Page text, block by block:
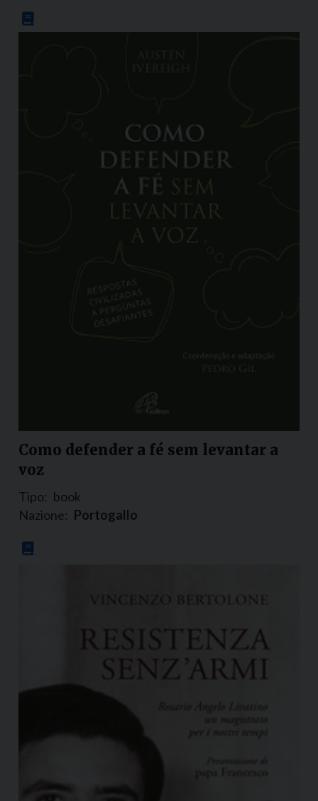
Como defender a fé sem levantar a
voz
Tipo: book
Nazione: Portogallo